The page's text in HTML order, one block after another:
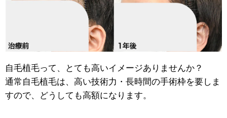
自毛植毛って、とても高いイメージありませんか？
通常自毛植毛は、高い技術力・長時間の手術枠を要しま
すので、どうしても高額になります。